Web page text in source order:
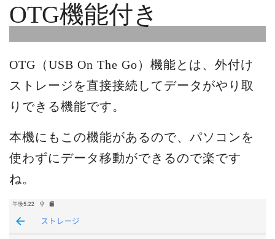
OTG機能付き
OTG（USB On The Go）機能とは、外付け
ストレージを直接接続してデータがやり取
りできる機能です。
本機にもこの機能があるので、パソコンを
使わずにデータ移動ができるので楽です
ね。